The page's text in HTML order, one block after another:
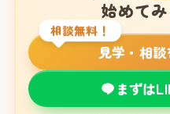
始めて
相談無料！
見学・相
まずは